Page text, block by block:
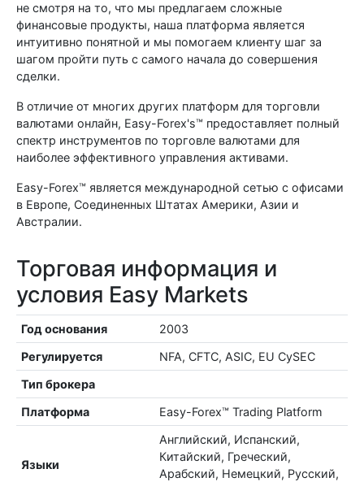
не смотря на то, что мы предлагаем сложные
финансовые продукты, наша платформа является
интуитивно понятной и мы помогаем клиенту шаг за
шагом пройти путь с самого начала до совершения
сделки.
В отличие от многих других платформ для торговли
валютами онлайн, Easy-Forex's™ предоставляет полный
спектр инструментов по торговле валютами для
наиболее эффективного управления активами.
Easy-Forex™ является международной сетью с офисами
в Европе, Соединенных Штатах Америки, Азии и
Австралии.
Торговая информация и
условия Easy Markets
Год основания
2003
Регулируется
NFA, CFTC, ASIC, EU CySEC
Тип брокера
Платформа
Easy-Forex™ Trading Platform
Языки
Английский, Испанский,
Китайский, Греческий,
Арабский, Немецкий, Русский,